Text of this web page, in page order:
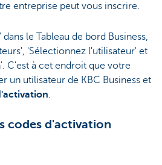
entreprise peut vous inscrire.
le Tableau de bord Business,
'Sélectionnez l'utilisateur' et
C'est à cet endroit que votre
un utilisateur de KBC Business et
codes d'activation